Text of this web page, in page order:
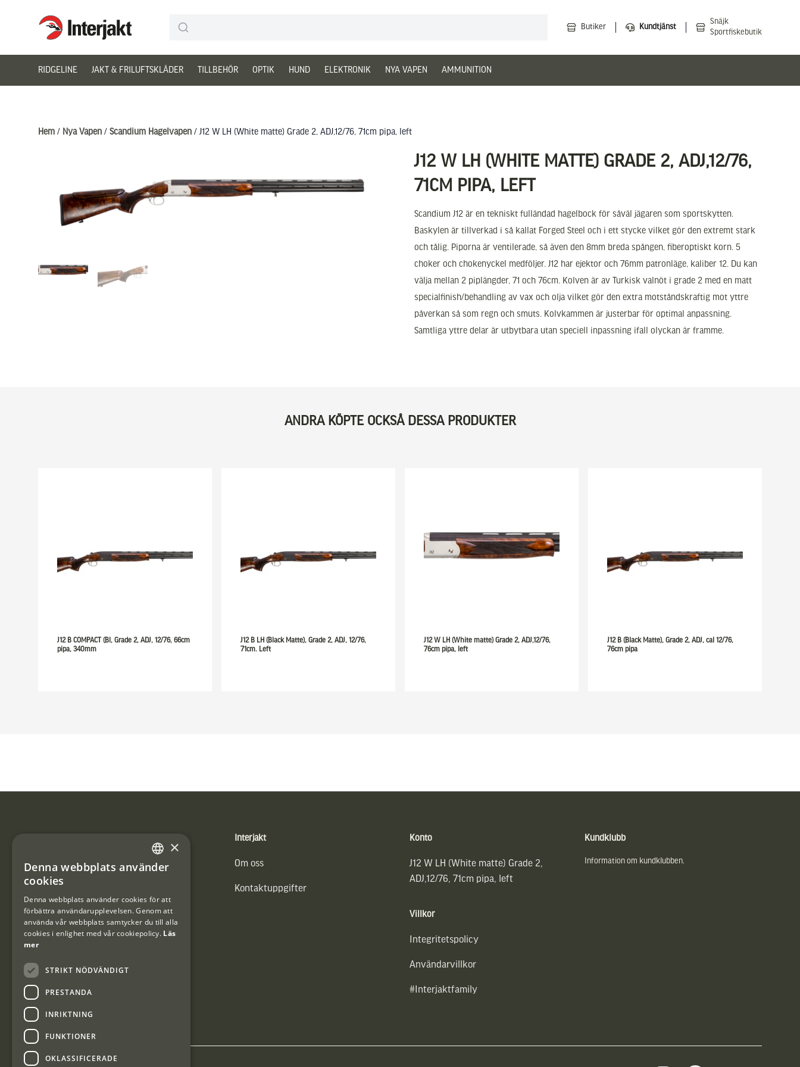
Interjakt SE Butiker Kundtjänst
Snäjk
Sportfiskebutik
RIDGELINE JAKT & FRILUFTSKLÄDER TILLBEHÖR OPTIK HUND ELEKTRONIK NYA VAPEN AMMUNITION
Hem / Nya Vapen / Scandium Hagelvapen / J12 W LH (White matte) Grade 2, ADJ,12/76, 71cm pipa, left
J12 W LH (WHITE MATTE) GRADE 2, ADJ,12/76,
71CM PIPA, LEFT
Scandium J12 är en tekniskt fulländad hagelbock för såväl jägaren som sportskytten.
Baskylen är tillverkad i så kallat Forged Steel och i ett stycke vilket gör den extremt stark
och tålig. Piporna är ventilerade, så även den 8mm breda spången, fiberoptiskt korn. 5
choker och chokenyckel medföljer. J12 har ejektor och 76mm patronläge, kaliber 12. Du kan
välja mellan 2 piplängder, 71 och 76cm. Kolven är av Turkisk valnöt i grade 2 med en matt
specialfinish/behandling av vax och olja vilket gör den extra motståndskraftig mot yttre
påverkan så som regn och smuts. Kolvkammen är justerbar för optimal anpassning.
Samtliga yttre delar är utbytbara utan speciell inpassning ifall olyckan är framme.
ANDRA KÖPTE OCKSÅ DESSA PRODUKTER
J12 B COMPACT (Bl, Grade 2, ADJ, 12/76, 66cm
pipa, 340mm
J12 B LH (Black Matte), Grade 2, ADJ, 12/76,
71cm. Left
J12 W LH (White matte) Grade 2, ADJ,12/76,
76cm pipa, left
J12 B (Black Matte), Grade 2, ADJ, cal 12/76,
76cm pipa
Vännäs Friluftbyxa
Interjakt
Om oss
Kontaktuppgifter
Konto
J12 W LH (White matte) Grade 2,
ADJ,12/76, 71cm pipa, left
Villkor
Integritetspolicy
Användarvillkor
#Interjaktfamily
Kundklubb
Information om kundklubben.
SWEDISH
×
Denna webbplats använder
cookies
Denna webbplats använder cookies för att
förbättra användarupplevelsen. Genom att
använda vår webbplats samtycker du till alla
cookies i enlighet med vår cookiepolicy. Läs
mer
STRIKT NÖDVÄNDIGT
PRESTANDA
INRIKTNING
FUNKTIONER
OKLASSIFICERADE